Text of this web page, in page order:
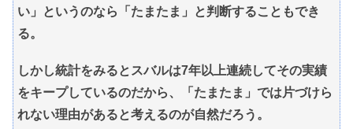
い」というのなら「たまたま」と判断することもでき
る。
しかし統計をみるとスバルは7年以上連続してその実績
をキープしているのだから、「たまたま」では片づけら
れない理由があると考えるのが自然だろう。